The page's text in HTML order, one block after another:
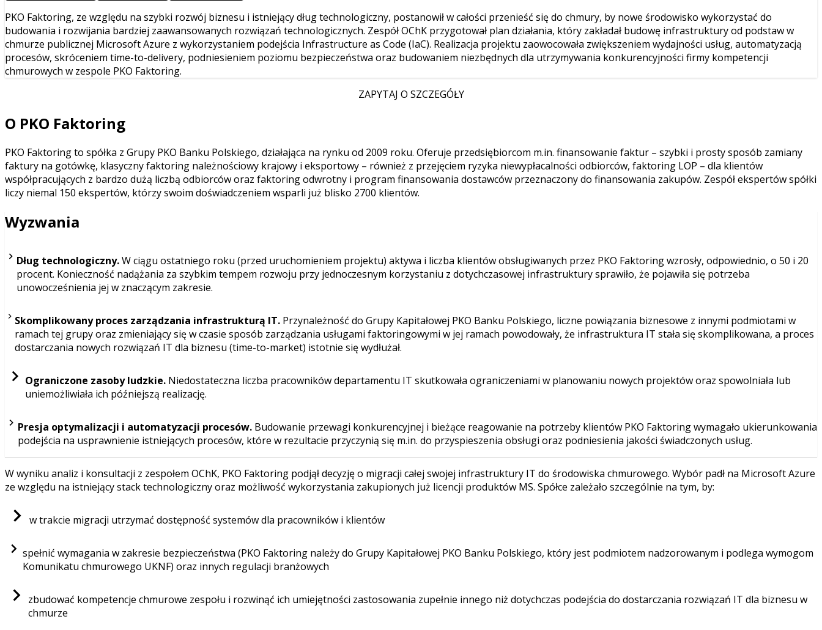
PKO Faktoring, ze względu na szybki rozwój biznesu i istniejący dług technologiczny, postanowił w całości przenieść się do chmury, by nowe środowisko wykorzystać do
budowania i rozwijania bardziej zaawansowanych rozwiązań technologicznych. Zespół OChK przygotował plan działania, który zakładał budowę infrastruktury od podstaw w
chmurze publicznej Microsoft Azure z wykorzystaniem podejścia Infrastructure as Code (IaC). Realizacja projektu zaowocowała zwiększeniem wydajności usług, automatyzacją
procesów, skróceniem time-to-delivery, podniesieniem poziomu bezpieczeństwa oraz budowaniem niezbędnych dla utrzymywania konkurencyjności firmy kompetencji
chmurowych w zespole PKO Faktoring.
ZAPYTAJ O SZCZEGÓŁY
O PKO Faktoring
PKO Faktoring to spółka z Grupy PKO Banku Polskiego, działająca na rynku od 2009 roku. Oferuje przedsiębiorcom m.in. finansowanie faktur – szybki i prosty sposób zamiany
faktury na gotówkę, klasyczny faktoring należnościowy krajowy i eksportowy – również z przejęciem ryzyka niewypłacalności odbiorców, faktoring LOP – dla klientów
współpracujących z bardzo dużą liczbą odbiorców oraz faktoring odwrotny i program finansowania dostawców przeznaczony do finansowania zakupów. Zespół ekspertów spółki
liczy niemal 150 ekspertów, którzy swoim doświadczeniem wsparli już blisko 2700 klientów.
Wyzwania
Dług technologiczny.W ciągu ostatniego roku (przed uruchomieniem projektu) aktywa i liczba klientów obsługiwanych przez PKO Faktoring wzrosły, odpowiednio, o 50 i 20
procent. Konieczność nadążania za szybkim tempem rozwoju przy jednoczesnym korzystaniu z dotychczasowej infrastruktury sprawiło, że pojawiła się potrzeba
unowocześnienia jej w znaczącym zakresie.
Skomplikowany proces zarządzania infrastrukturą IT. Przynależność do Grupy Kapitałowej PKO Banku Polskiego, liczne powiązania biznesowe z innymi podmiotami w
ramach tej grupy oraz zmieniający się w czasie sposób zarządzania usługami faktoringowymi w jej ramach powodowały, że infrastruktura IT stała się skomplikowana, a proces
dostarczania nowych rozwiązań IT dla biznesu (time-to-market) istotnie się wydłużał.
Ograniczone zasoby ludzkie. Niedostateczna liczba pracowników departamentu IT skutkowała ograniczeniami w planowaniu nowych projektów oraz spowolniała lub
uniemożliwiała ich późniejszą realizację.
Presja optymalizacji i automatyzacji procesów.Budowanie przewagi konkurencyjnej i bieżące reagowanie na potrzeby klientów PKO Faktoring wymagało ukierunkowania
podejścia na usprawnienie istniejących procesów, które w rezultacie przyczynią się m.in. do przyspieszenia obsługi oraz podniesienia jakości świadczonych usług.
W wyniku analiz i konsultacji z zespołem OChK, PKO Faktoring podjął decyzję o migracji całej swojej infrastruktury IT do środowiska chmurowego. Wybór padł na Microsoft Azure
ze względu na istniejący stack technologiczny oraz możliwość wykorzystania zakupionych już licencji produktów MS. Spółce zależało szczególnie na tym, by:
w trakcie migracji utrzymać dostępność systemów dla pracowników i klientów
spełnić wymagania w zakresie bezpieczeństwa (PKO Faktoring należy do Grupy Kapitałowej PKO Banku Polskiego, który jest podmiotem nadzorowanym i podlega wymogom
Komunikatu chmurowego UKNF) oraz innych regulacji branżowych
zbudować kompetencje chmurowe zespołu i rozwinąć ich umiejętności zastosowania zupełnie innego niż dotychczas podejścia do dostarczania rozwiązań IT dla biznesu w
chmurze